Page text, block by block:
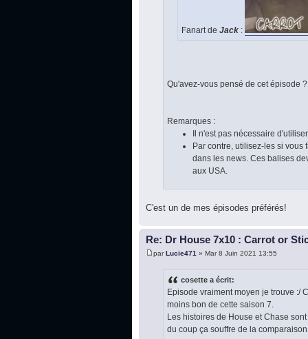
Fanart de Jack :
Qu'avez-vous pensé de cet épisode ?
Remarques :
Il n'est pas nécessaire
Par contre, utilisez-les si vous
dans les news. Ces balises
aux USA.
C'est un de mes épisodes préférés!
Re: Dr House 7x10 : Carrot or
parLucie471 » Mar 8 Juin 2021 13:55
cosette a écrit:
Episode vraiment moyen je trouve :/
moins bon de cette saison 7.
Les histoires de House et Chase
du coup ça souffre de la